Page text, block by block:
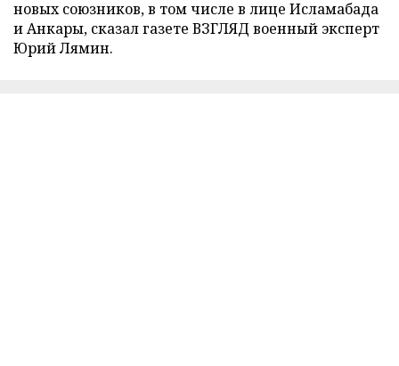
новых союзников, в том числе в лице Исламабада
и Анкары, сказал газете ВЗГЛЯД военный эксперт
Юрий Лямин.